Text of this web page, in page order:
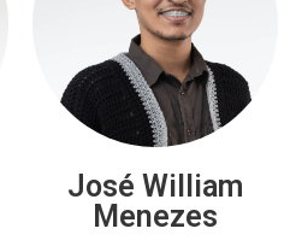
José William
Menezes